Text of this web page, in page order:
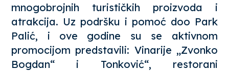
mnogobrojnih turističkih proizvoda i
atrakcija. Uz podršku i pomoć doo Park
Palić, i ove godine su se aktivnom
promocijom predstavili: Vinarije „Zvonko
Bogdan“ i Tonković“, restorani